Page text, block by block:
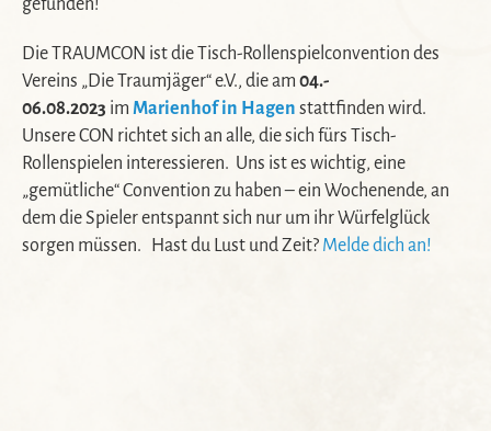
gefunden!
Die TRAUMCON ist die Tisch-Rollenspielconvention des
Vereins „Die Traumjäger“ e.V., die am 04.-
06.08.2023 im Marienhof in Hagen stattfinden wird.
Unsere CON richtet sich an alle, die sich fürs Tisch-
Rollenspielen interessieren. Uns ist es wichtig, eine
„gemütliche“ Convention zu haben – ein Wochenende, an
dem die Spieler entspannt sich nur um ihr Würfelglück
sorgen müssen.
Hast du Lust und Zeit? Melde dich an!